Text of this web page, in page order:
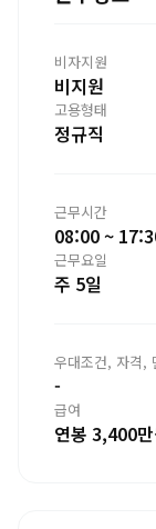
비자지원
비지원
고용형태
정규직
근무시간
08:00 ~
근무요일
주 5일
우대조건, 자격,
-
급여
연봉 3,400